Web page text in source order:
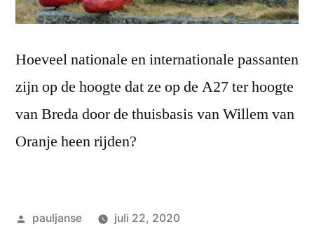
Hoeveel nationale en internationale passanten
zijn op de hoogte dat ze op de A27 ter hoogte
van Breda door de thuisbasis van Willem van
Oranje heen rijden?
Geplaatst
pauljanse
juli 22, 2020